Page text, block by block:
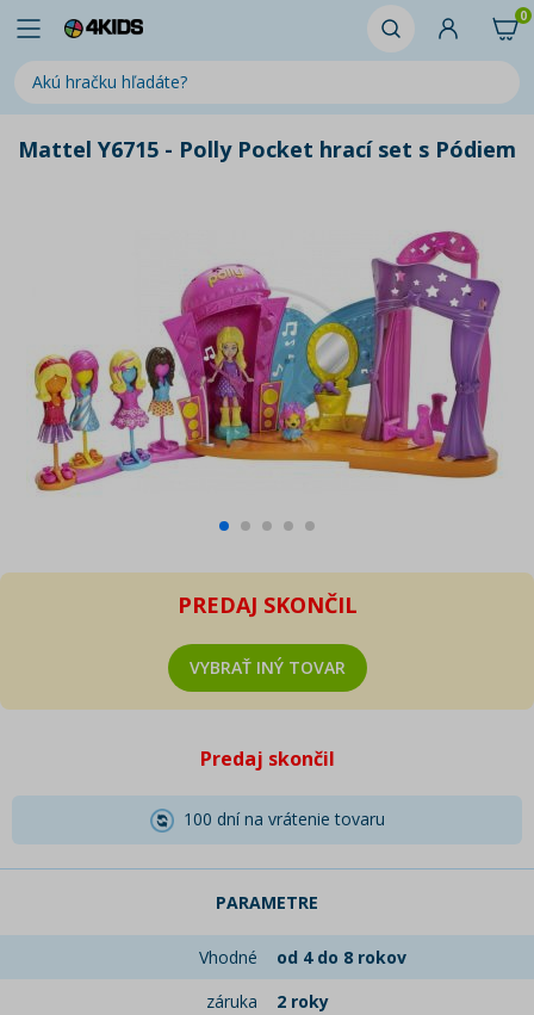
0
Mattel Y6715 - Polly Pocket hrací set s Pódiem
PREDAJ SKONČIL
VYBRAŤ INÝ TOVAR
Predaj skončil
100 dní na vrátenie tovaru
PARAMETRE
Vhodné
od 4 do 8 rokov
záruka
2 roky